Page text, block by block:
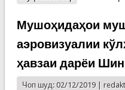
Мушоҳидаҳои
аэровизуалии
ҳавзаи дарёи
Чоп шуд: 02/12/2019 |